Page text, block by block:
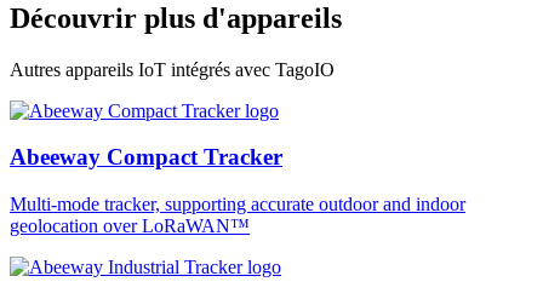
Découvrir plus d'appareils
Autres appareils IoT intégrés avec TagoIO
Abeeway Compact Tracker
Multi-mode tracker, supporting accurate outdoor and indoor
geolocation over LoRaWAN™